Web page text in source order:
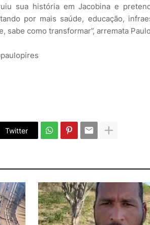
sua história em Jacobina e
por mais saúde, educação,
sabe como transformar”, arremata
Twitter